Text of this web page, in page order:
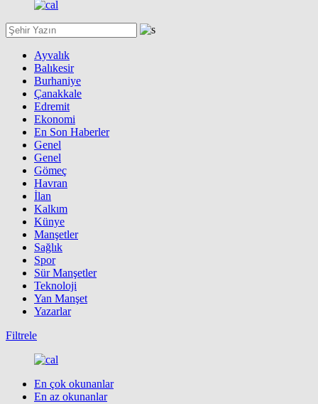
Ayvalık
Balıkesir
Burhaniye
Çanakkale
Edremit
Ekonomi
En Son Haberler
Genel
Genel
Gömeç
Havran
İlan
Kalkım
Künye
Manşetler
Sağlık
Spor
Sür Manşetler
Teknoloji
Yan Manşet
Yazarlar
Filtrele
En çok okunanlar
En az okunanlar